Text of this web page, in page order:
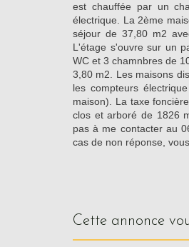
est chauffée par un
électrique. La 2ème
séjour de 37,80 m2
L'étage s'ouvre sur un
WC et 3 chamnbres de
3,80 m2. Les maisons
les compteurs
maison). La taxe
clos et arboré de 1826
pas à me contacter au
cas de non réponse,
cette annonce